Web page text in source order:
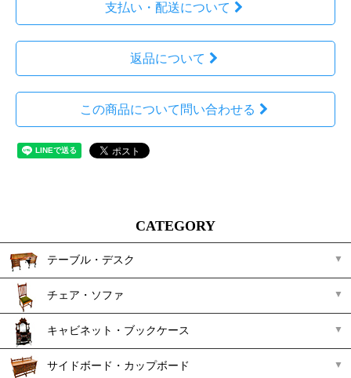
支払い・配送について
返品について
この商品について問い合わせる
CATEGORY
テーブル・デスク
チェア・ソファ
キャビネット・ブックケース
サイドボード・カップボード